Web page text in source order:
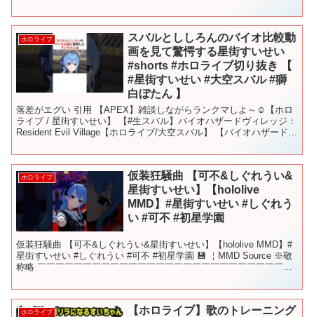
ホロライブ
スバルとししろんのバイオ比較動
画を見て驚愕する星街すいせい
#shorts #ホロライブ切り抜き 【
#星街すいせい #大空スバル #獅
白ぼたん 】
落差がエグい 引用 【APEX】雑談しながらランクマしよ～☺【ホロ
ライブ / 星街すいせい】 【#生スバル】バイオハザードヴィレッジ：
Resident Evil Village【ホロライブ/大空スバル】 【バイオハザードヴ
ホロライブ
仮装狂騒曲 【可不&しぐれうい&
星街すいせい】【hololive
MMD】#星街すいせい #しぐれう
い #可不 #初星学園
仮装狂騒曲 【可不&しぐれうい&星街すいせい】【hololive MMD】#
星街すいせい #しぐれうい #可不 #初星学園 💾 ￤MMD Source ※敬
称略 ￣￣￣￣￣￣￣￣￣￣￣￣￣￣￣￣￣￣￣￣￣￣￣￣￣￣￣
ホロライブ
【ホロライブ】歌のトレーニング